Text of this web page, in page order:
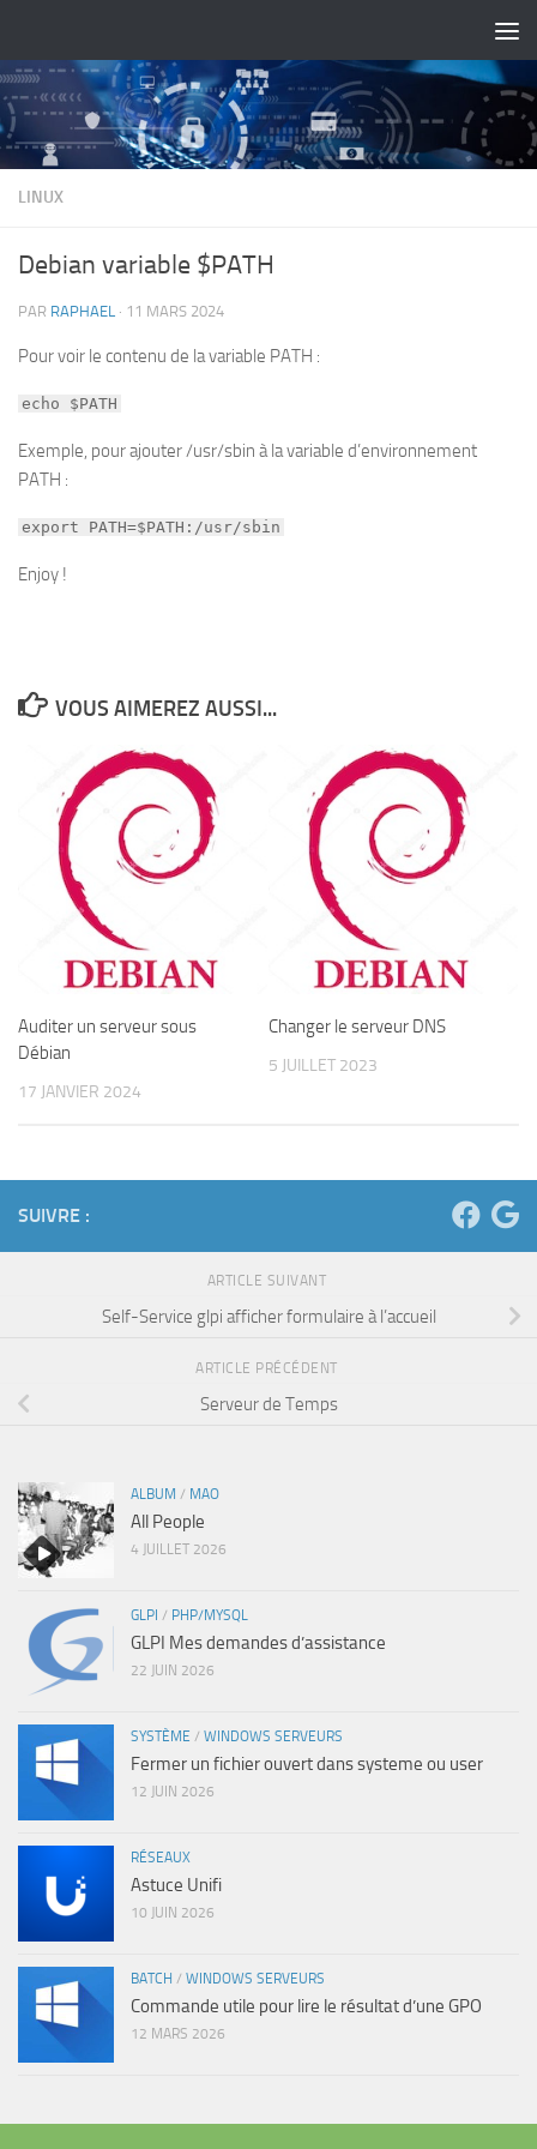
LINUX
Debian variable $PATH
PAR RAPHAEL · 11 MARS 2024
Pour voir le contenu de la variable PATH :
echo $PATH
Exemple, pour ajouter /usr/sbin à la variable d’environnement
PATH :
export PATH=$PATH:/usr/sbin
Enjoy !
VOUS AIMEREZ AUSSI...
Auditer un serveur sous
Débian
17 JANVIER 2024
Changer le serveur DNS
5 JUILLET 2023
SUIVRE :
ARTICLE SUIVANT
Self-Service glpi afficher formulaire à l’accueil
ARTICLE PRÉCÉDENT
Serveur de Temps
ALBUM / MAO
All People
4 JUILLET 2026
GLPI / PHP/MYSQL
GLPI Mes demandes d’assistance
22 JUIN 2026
SYSTÈME / WINDOWS SERVEURS
Fermer un fichier ouvert dans systeme ou user
12 JUIN 2026
RÉSEAUX
Astuce Unifi
10 JUIN 2026
BATCH / WINDOWS SERVEURS
Commande utile pour lire le résultat d’une GPO
12 MARS 2026